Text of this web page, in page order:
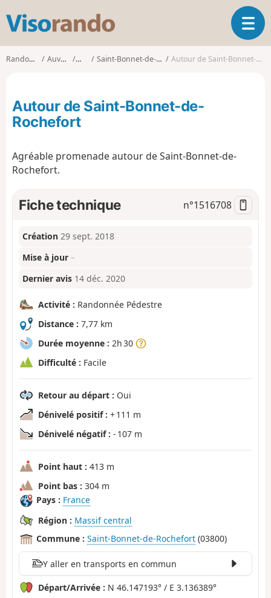
s
o
d
O
u
a
Randonnées Auvergne Allier Saint-Bonnet-de-Rochefort Autour de Saint-Bonnet-de-Rochefort
Autour de Saint-Bonnet-de-
Rochefort
Agréable promenade autour de Saint-Bonnet-de-
Rochefort.
Fiche technique n°1516708
Création 29 sept. 2018
Mise à jour –
Dernier avis 14 déc. 2020
Activité : Randonnée Pédestre
Distance : 7,77 km
Durée moyenne : 2h 30
Difficulté : Facile
Retour au départ : Oui
Dénivelé positif : + 111 m
Dénivelé négatif : - 107 m
Point haut : 413 m
Point bas : 304 m
Pays : France
Région : Massif central
Commune : Saint-Bonnet-de-Rochefort (03800)
Y aller en transports en commun
Départ/Arrivée : N 46.147193° / E 3.136389°